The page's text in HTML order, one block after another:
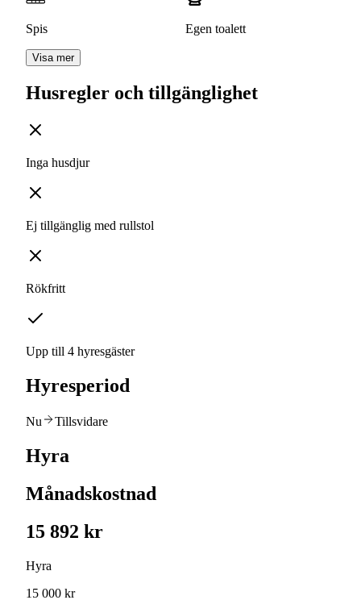
Spis Egen toalett
Visa mer
Husregler och tillgänglighet
Inga husdjur
Ej tillgänglig med rullstol
Rökfritt
Upp till 4 hyresgäster
Hyresperiod
Nu Tillsvidare
Hyra
Månadskostnad
15 892 kr
Hyra
15 000 kr